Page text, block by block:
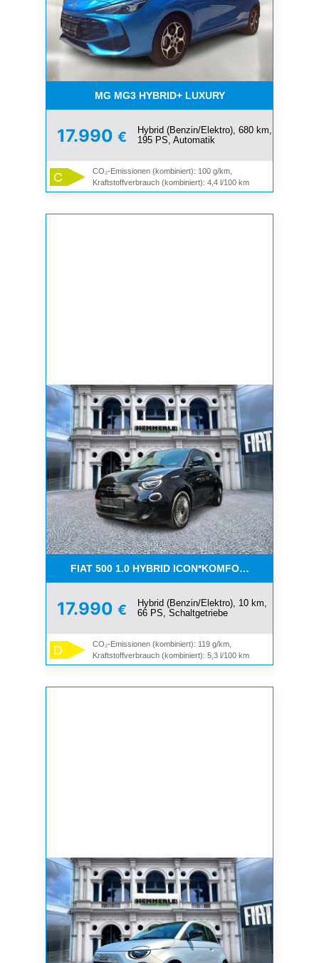
MG MG3 HYBRID+ LUXURY
17.990 €
Hybrid (Benzin/Elektro), 680 km,
195 PS, Automatik
C
CO₂-Emissionen (kombiniert): 100 g/km,
Kraftstoffverbrauch (kombiniert): 4,4 l/100 km
FIAT 500 1.0 HYBRID ICON*KOMFORT
17.990 €
Hybrid (Benzin/Elektro), 10 km,
66 PS, Schaltgetriebe
D
CO₂-Emissionen (kombiniert): 119 g/km,
Kraftstoffverbrauch (kombiniert): 5,3 l/100 km